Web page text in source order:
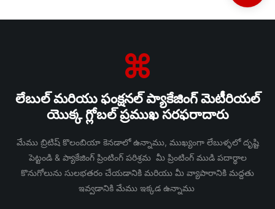
లేబుల్ మరియు ఫంక్షనల్ ప్యాకేజింగ్ మెటీరియల్
యొక్క గ్లోబల్ ప్రముఖ సరఫరాదారు
మేము బ్రిటిష్ కొలంబియా కెనడాలో ఉన్నాము, ముఖ్యంగా లేబుళ్ళలో దృష్టి
పెట్టండి & ప్యాకేజింగ్ ప్రింటింగ్ పరిశ్రమ మీ ప్రింటింగ్ ముడి పదార్థాల
కొనుగోలును సులభతరం చేయడానికి మరియు మీ వ్యాపారానికి మద్దతు
ఇవ్వడానికి మేము ఇక్కడ ఉన్నాము